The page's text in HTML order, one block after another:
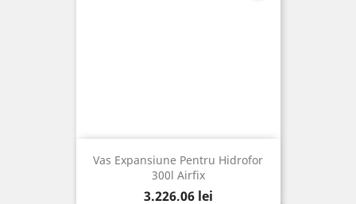
Vas Expansiune Pentru Hidrofor
300l Airfix
Pret
3.226,06 lei